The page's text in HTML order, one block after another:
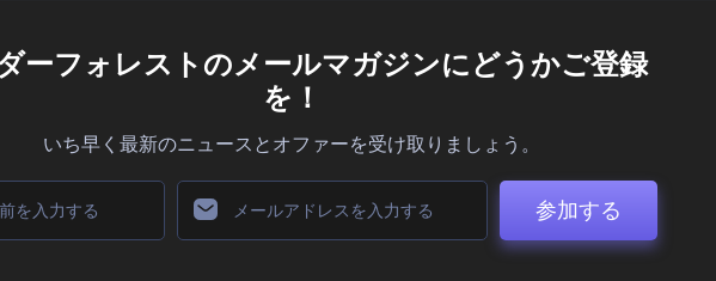
ーフォレストのメールマガジンにどうかご登録
を！
いち早く最新のニュースとオファーを受け取りましょう。
参加する